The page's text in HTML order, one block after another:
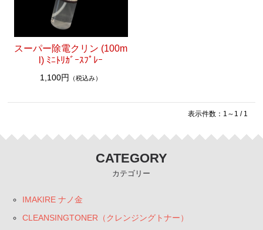
【№5000“F”】ナノダイヤモンド硬化被膜コーティング
【№9000】未塗装樹脂パーツコーティング
ング 特許取得済み
【 PG1-7MAX“F”】 高濃度艶撥水重視 １年コーティング
【20系“F”SILVER】犠牲被膜復元コーティング
グ
クイックディテイラー
スーパー除電クリン (100m
l) ﾐﾆﾄﾘｶﾞｰｽﾌﾟﾚｰ
1,100円 （税込み）
表示件数：1～1 / 1
CATEGORY
カテゴリー
IMAKIRE ナノ金
CLEANSINGTONER（クレンジングトナー）